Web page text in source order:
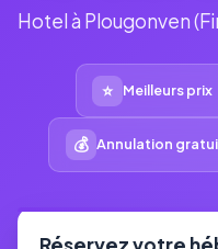
Hotel à Plougonven
⭐ Meilleurs prix
💰 Annulation
Réservez votre